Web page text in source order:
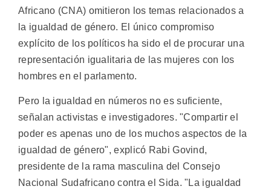
Africano (CNA) omitieron los temas relacionados a
la igualdad de género. El único compromiso
explícito de los políticos ha sido el de procurar una
representación igualitaria de las mujeres con los
hombres en el parlamento.
Pero la igualdad en números no es suficiente,
señalan activistas e investigadores. "Compartir el
poder es apenas uno de los muchos aspectos de la
igualdad de género", explicó Rabi Govind,
presidente de la rama masculina del Consejo
Nacional Sudafricano contra el Sida. "La igualdad